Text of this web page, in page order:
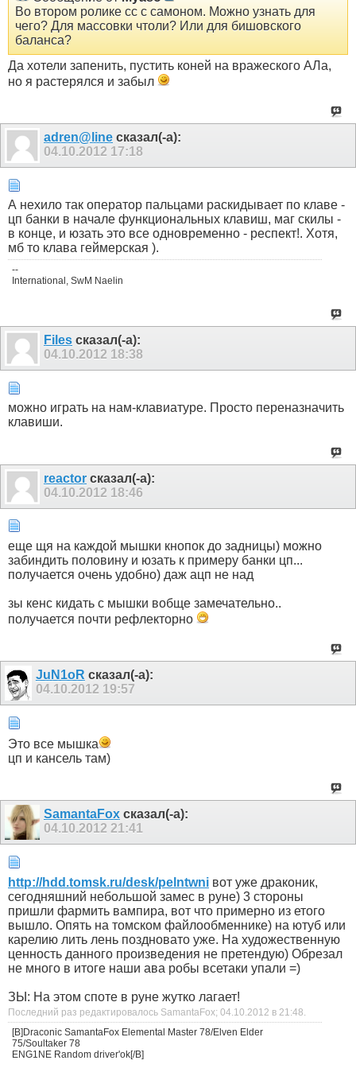
Во втором ролике сс с самоном. Можно узнать для
чего? Для массовки чтоли? Или для бишовского
баланса?
Да хотели запенить, пустить коней на вражеского АЛа,
но я растерялся и забыл
adren@line сказал(-а):
04.10.2012 17:18
А нехило так оператор пальцами раскидывает по клаве -
цп банки в начале функциональных клавиш, маг скилы -
в конце, и юзать это все одновременно - респект!. Хотя,
мб то клава геймерская ).
--
International, SwM Naelin
Files сказал(-а):
04.10.2012 18:38
можно играть на нам-клавиатуре. Просто переназначить
клавиши.
reactor сказал(-а):
04.10.2012 18:46
еще щя на каждой мышки кнопок до задницы) можно
забиндить половину и юзать к примеру банки цп...
получается очень удобно) даж ацп не над
зы кенс кидать с мышки вобще замечательно..
получается почти рефлекторно
JuN1oR сказал(-а):
04.10.2012 19:57
Это все мышка
цп и кансель там)
SamantaFox сказал(-а):
04.10.2012 21:41
http://hdd.tomsk.ru/desk/pelntwni вот уже драконик,
сегодняшний небольшой замес в руне) 3 стороны
пришли фармить вампира, вот что примерно из етого
вышло. Опять на томском файлообменнике) на ютуб или
карелию лить лень поздновато уже. На художественную
ценность данного произведения не претендую) Обрезал
не много в итоге наши ава робы всетаки упали =)
ЗЫ: На этом споте в руне жутко лагает!
Последний раз редактировалось SamantaFox; 04.10.2012 в 21:48
[B]Draconic SamantaFox Elemental Master 78/Elven Elder
75/Soultaker 78
ENG1NE Random driver'ok[/B]